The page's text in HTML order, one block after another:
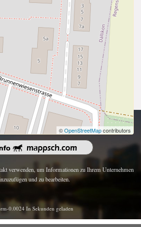
©OpenStreetMapcontributors
2026 | Alle Rechte vorbehalten.
verwenden, um Informationen zu Ihrem Unternehmen
und zu bearbeiten.
0.0024 In Sekunden geladen